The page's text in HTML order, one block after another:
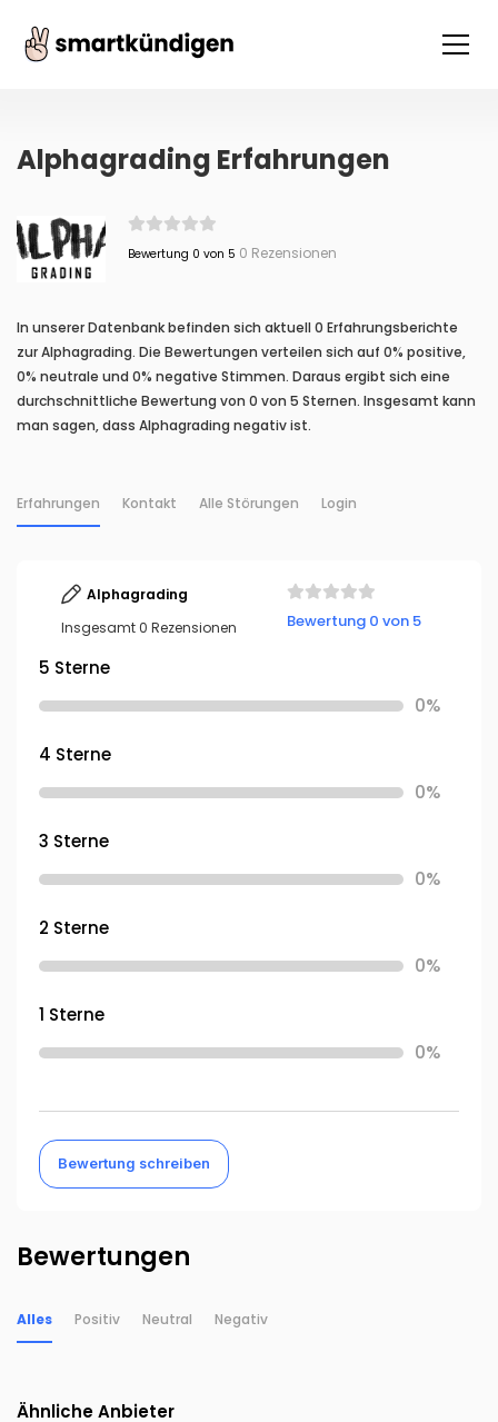
Alphagrading Erfahrungen
Bewertung 0 von 5 0 Rezensionen
In unserer Datenbank befinden sich aktuell 0 Erfahrungsberichte
zur Alphagrading. Die Bewertungen verteilen sich auf 0% positive,
0% neutrale und 0% negative Stimmen. Daraus ergibt sich eine
durchschnittliche Bewertung von 0 von 5 Sternen. Insgesamt kann
man sagen, dass Alphagrading negativ ist.
Erfahrungen Kontakt Alle Störungen Login
Alphagrading
Insgesamt 0 Rezensionen
Bewertung 0 von 5
5 Sterne
0%
4 Sterne
0%
3 Sterne
0%
2 Sterne
0%
1 Sterne
0%
Bewertung schreiben
Bewertungen
Alles Positiv Neutral Negativ
Ähnliche Anbieter